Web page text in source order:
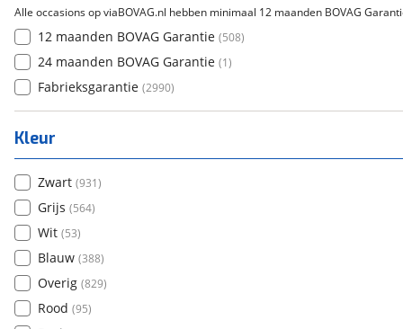
Alle occasions op viaBOVAG.nl hebben minimaal 12 maanden BOVAG
12 maanden BOVAG Garantie (508)
24 maanden BOVAG Garantie (1)
Fabrieksgarantie (2990)
Kleur
Zwart (931)
Grijs (564)
Wit (53)
Blauw (388)
Overig (829)
Rood (95)